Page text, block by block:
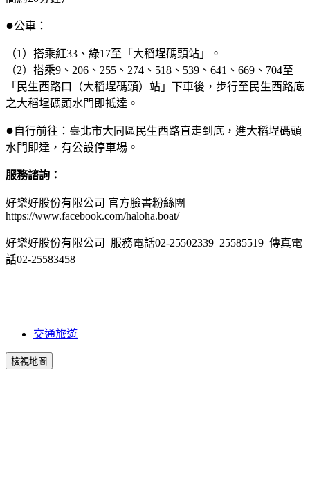
●公車：
（1）搭乘紅33、綠17至「大稻埕碼頭站」。
（2）搭乘9、206、255、274、518、539、641、669、704至
「民生西路口（大稻埕碼頭）站」下車後，步行至民生西路底
之大稻埕碼頭水門即抵達。
●自行前往：臺北市大同區民生西路直走到底，進大稻埕碼頭
水門即達，有公設停車場。
服務諮詢：
好樂好股份有限公司 官方臉書粉絲團
https://www.facebook.com/haloha.boat/
好樂好股份有限公司 服務電話02-25502339 25585519 傳真電
話02-25583458
交通旅遊
檢視地圖